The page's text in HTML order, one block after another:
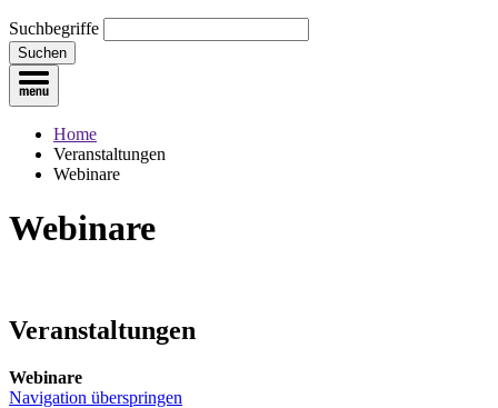
Suchbegriffe
Suchen
Home
Veranstaltungen
Webinare
Webinare
Veranstaltungen
Webinare
Navigation überspringen